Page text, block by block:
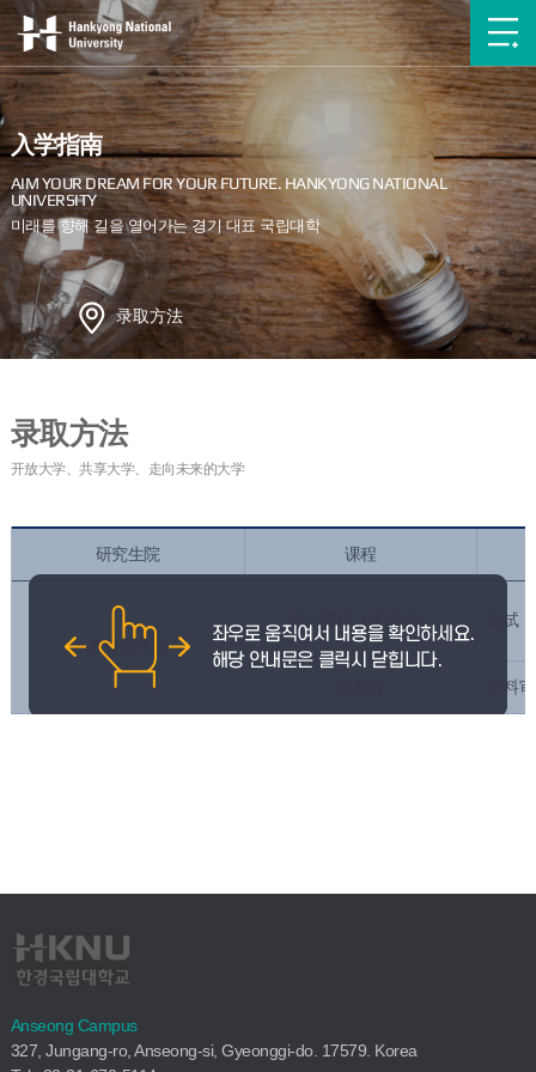
入学指南
录取方法
录取方法
研究生院 课程
各研究生院
面试
资料
Anseong Campus
327, Jungang-ro, Anseong-si, Gyeonggi-do. 17579. Korea